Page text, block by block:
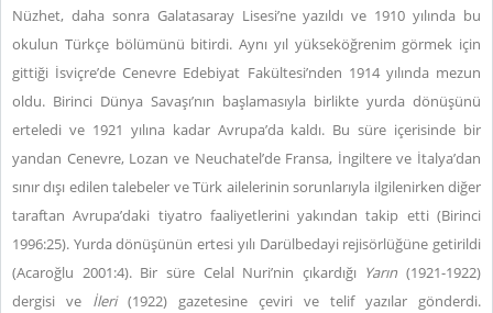
Nüzhet, daha sonra Galatasaray Lisesi’ne yazıldı ve 1910 yılında bu
okulun Türkçe bölümünü bitirdi. Aynı yıl yükseköğrenim görmek için
gittiği İsviçre’de Cenevre Edebiyat Fakültesi’nden 1914 yılında mezun
oldu. Birinci Dünya Savaşı’nın başlamasıyla birlikte yurda dönüşünü
erteledi ve 1921 yılına kadar Avrupa’da kaldı. Bu süre içerisinde bir
yandan Cenevre, Lozan ve Neuchatel’de Fransa, İngiltere ve İtalya’dan
sınır dışı edilen talebeler ve Türk ailelerinin sorunlarıyla ilgilenirken diğer
taraftan Avrupa’daki tiyatro faaliyetlerini yakından takip etti (Birinci
1996:25). Yurda dönüşünün ertesi yılı Darülbedayi rejisörlüğüne getirildi
(Acaroğlu 2001:4). Bir süre Celal Nuri’nin çıkardığı Yarın (1921-1922)
dergisi ve İleri (1922) gazetesine çeviri ve telif yazılar gönderdi.